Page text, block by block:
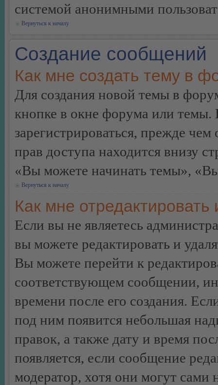
системой анонимными
Вернуться к началу
Создание сообщений
Как мне создать тему в
Для создания новой темы в
кнопке в окне форума или
зарегистрироваться, прежде
прав доступа находится внизу
«Вы можете начинать темы»,
Вернуться к началу
Как мне
Если вы не являетесь
вы можете редактировать и
Вы можете перейти к
соответствующем сообщении,
времени после его создания.
под ним появится небольшая
правок, а также дату и время
появляется, если сообщение
модератор, хотя они могут сами